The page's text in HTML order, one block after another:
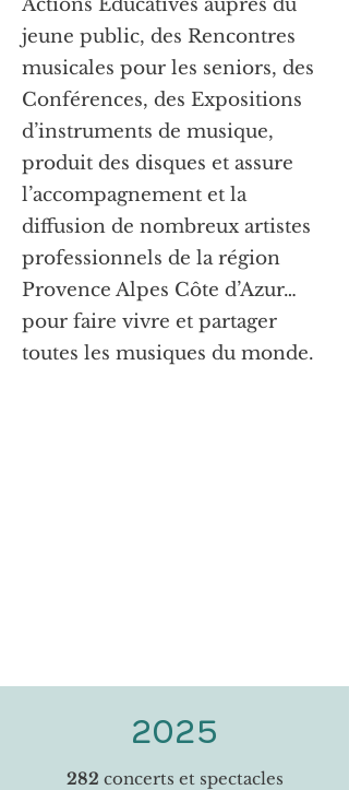
Actions Éducatives auprès du
jeune public, des Rencontres
musicales pour les seniors, des
Conférences, des Expositions
d’instruments de musique,
produit des disques et assure
l’accompagnement et la
diffusion de nombreux artistes
professionnels de la région
Provence Alpes Côte d’Azur…
pour faire vivre et partager
toutes les musiques du monde.
2025
282 concerts et spectacles